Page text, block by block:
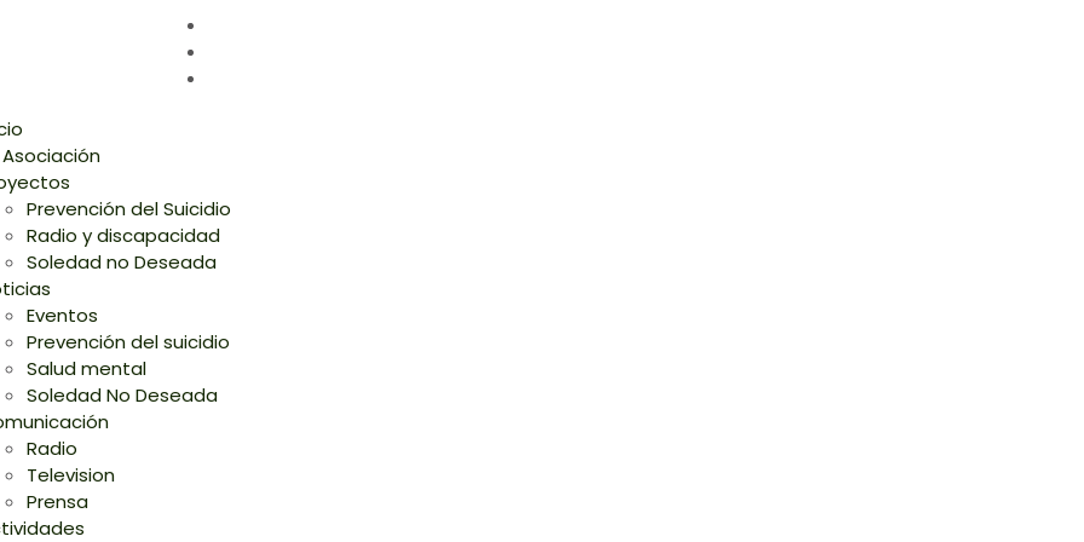
Asociación
Prevención del Suicidio
Radio y discapacidad
Soledad no Deseada
Eventos
Prevención del suicidio
Salud mental
Soledad No Deseada
Radio
Television
Prensa